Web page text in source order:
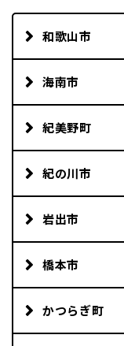
和歌山市
海南市
紀美野町
紀の川市
岩出市
橋本市
かつらぎ町